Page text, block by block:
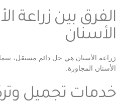
الفرق بين زراعة
الأسنان
زراعة الأسنان هي حل دائم مستقل،
الأسنان المجاورة.
خدمات تجميل